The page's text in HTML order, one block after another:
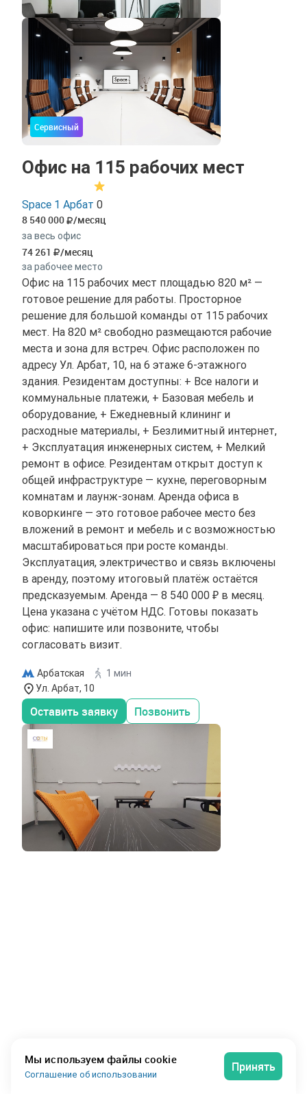
Сервисный
Офис на 115 рабочих мест
Space 1 Арбат 0
8 540 000 /месяц
за весь офис
74 261 /месяц
за рабочее место
Офис на 115 рабочих мест площадью 820 м² —
готовое решение для работы. Просторное
решение для большой команды от 115 рабочих
мест. На 820 м² свободно размещаются рабочие
места и зона для встреч. Офис расположен по
адресу Ул. Арбат, 10, на 6 этаже 6-этажного
здания. Резидентам доступны: + Все налоги и
коммунальные платежи, + Базовая мебель и
оборудование, + Ежедневный клининг и
расходные материалы, + Безлимитный интернет,
+ Эксплуатация инженерных систем, + Мелкий
ремонт в офисе. Резидентам открыт доступ к
общей инфраструктуре — кухне, переговорным
комнатам и лаунж-зонам. Аренда офиса в
коворкинге — это готовое рабочее место без
вложений в ремонт и мебель и с возможностью
масштабироваться при росте команды.
Эксплуатация, электричество и связь включены
в аренду, поэтому итоговый платёж остаётся
предсказуемым. Аренда — 8 540 000 ₽ в месяц.
Цена указана с учётом НДС. Готовы показать
офис: напишите или позвоните, чтобы
согласовать визит.
Арбатская
1 мин
Ул. Арбат, 10
Оставить заявку Позвонить
Мы используем файлы cookie
Соглашение об использовании
Принять